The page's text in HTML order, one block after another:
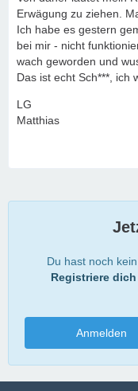
Erwägung zu ziehen.
Ich habe es gestern
bei mir - nicht
wach geworden und
Das ist echt Sch***, ich
LG
Matthias
Du hast noch
Registriere
Anmelden